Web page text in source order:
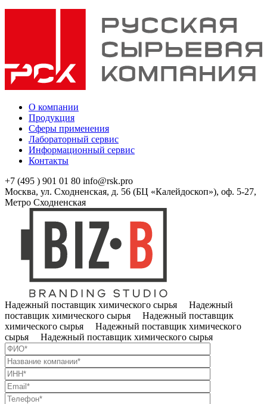
О компании
Продукция
Сферы применения
Лабораторный сервис
Информационный сервис
Контакты
+7 (495 ) 901 01 80 info@rsk.pro
Москва, ул. Сходненская, д. 56 (БЦ «Калейдоскоп»), оф. 5-27,
Метро Сходненская
Надежный поставщик химического сырья Надежный
поставщик химического сырья Надежный поставщик
химического сырья Надежный поставщик химического
сырья Надежный поставщик химического сырья